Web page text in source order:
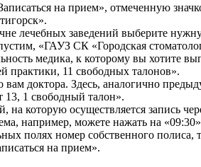
на прием», отмеченную
лечебных заведений выберите
«ГАУЗ СК «Городская
медика, к которому вы хотите
практики, 11 свободных талонов».
доктора. Здесь, аналогично
13, 1 свободный талон».
на которую осуществляется запись
например, можете нажать на
полях номер собственного
на прием».